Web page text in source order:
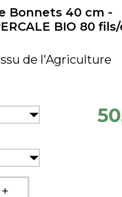
Bonnets 40 cm -
BIO 80
de l'Agriculture